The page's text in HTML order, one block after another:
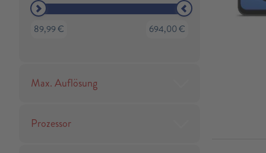
89,99 € 694,00 €
Max. Auflösung
Prozessor